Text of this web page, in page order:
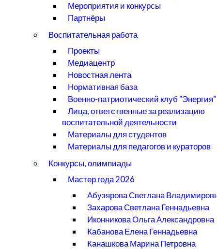
Мероприятия и конкурсы
Партнёры
Воспитательная работа
Проекты
Медиацентр
Новостная лента
Нормативная база
Военно-патриотический клуб "Энергия"
Лица, ответственные за реализацию
воспитательной деятельности
Материалы для студентов
Материалы для педагогов и кураторов
Конкурсы, олимпиады
Мастер года 2026
Абузярова Светлана
Захарова Светлана Геннадьевна
Иконникова Ольга Александровна
Кабанова Елена Геннадьевна
Канашкова Марина Петровна